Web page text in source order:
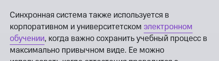
Синхронная система также используется в
корпоративном и университетском электронном
обучении, когда важно сохранить учебный процесс в
максимально привычном виде. Ее можно